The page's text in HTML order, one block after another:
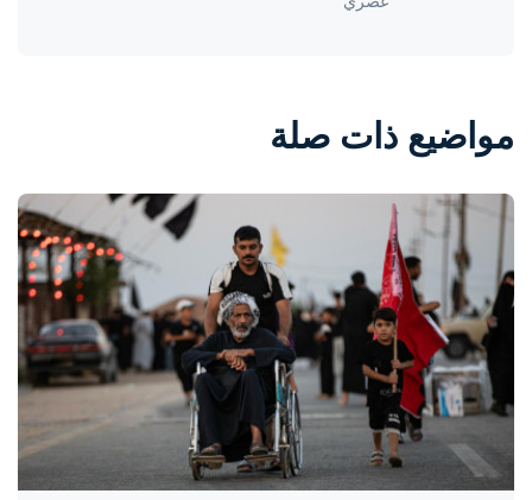
مواضيع ذات صلة
واحة المرأة
منذ ساعتين